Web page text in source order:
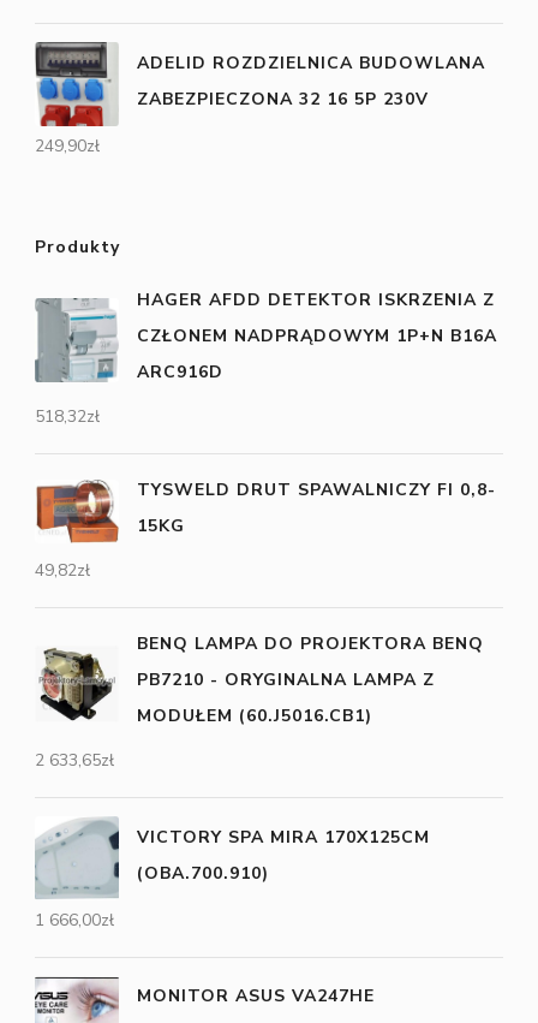
ADELID ROZDZIELNICA BUDOWLANA
ZABEZPIECZONA 32 16 5P 230V
249,90zł
Produkty
HAGER AFDD DETEKTOR ISKRZENIA Z
CZŁONEM NADPRĄDOWYM 1P+N B16A
ARC916D
518,32zł
TYSWELD DRUT SPAWALNICZY FI 0,8-
15KG
49,82zł
BENQ LAMPA DO PROJEKTORA BENQ
PB7210 - ORYGINALNA LAMPA Z
MODUŁEM (60.J5016.CB1)
2 633,65zł
VICTORY SPA MIRA 170X125CM
(OBA.700.910)
1 666,00zł
MONITOR ASUS VA247HE